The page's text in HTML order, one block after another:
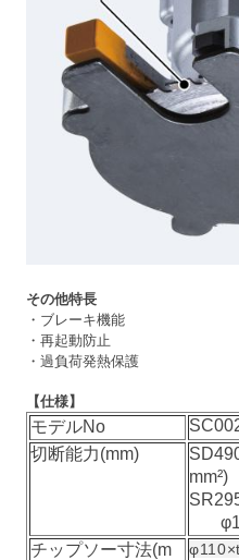
その他特長
・ブレーキ機能
・再起動防止
・過負荷発熱保護
【仕様】
モデルNo
切断能力(mm)
チップソー寸法(m